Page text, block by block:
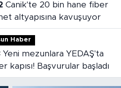
Canik'te 20 bin hane fiber
altyapısına kavuşuyor
Haber
Yeni mezunlara YEDAŞ'ta
kapısı! Başvurular başladı